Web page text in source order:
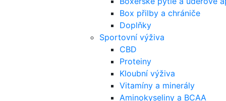
Box přilby a chrániče
Doplňky
Sportovní výživa
CBD
Proteiny
Kloubní výživa
Vitamíny a minerály
Aminokyseliny a BCAA